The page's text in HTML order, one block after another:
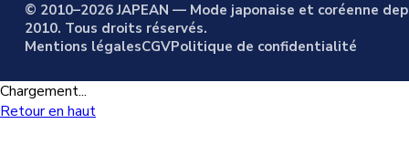
© 2010–2026 JAPEAN — Mode japonaise et coréenne
2010. Tous droits réservés.
Mentions légalesCGVPolitique de confidentialité
Chargement...
Retour en haut